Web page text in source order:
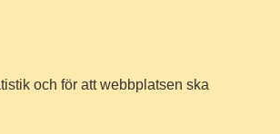
och för att webbplatsen ska